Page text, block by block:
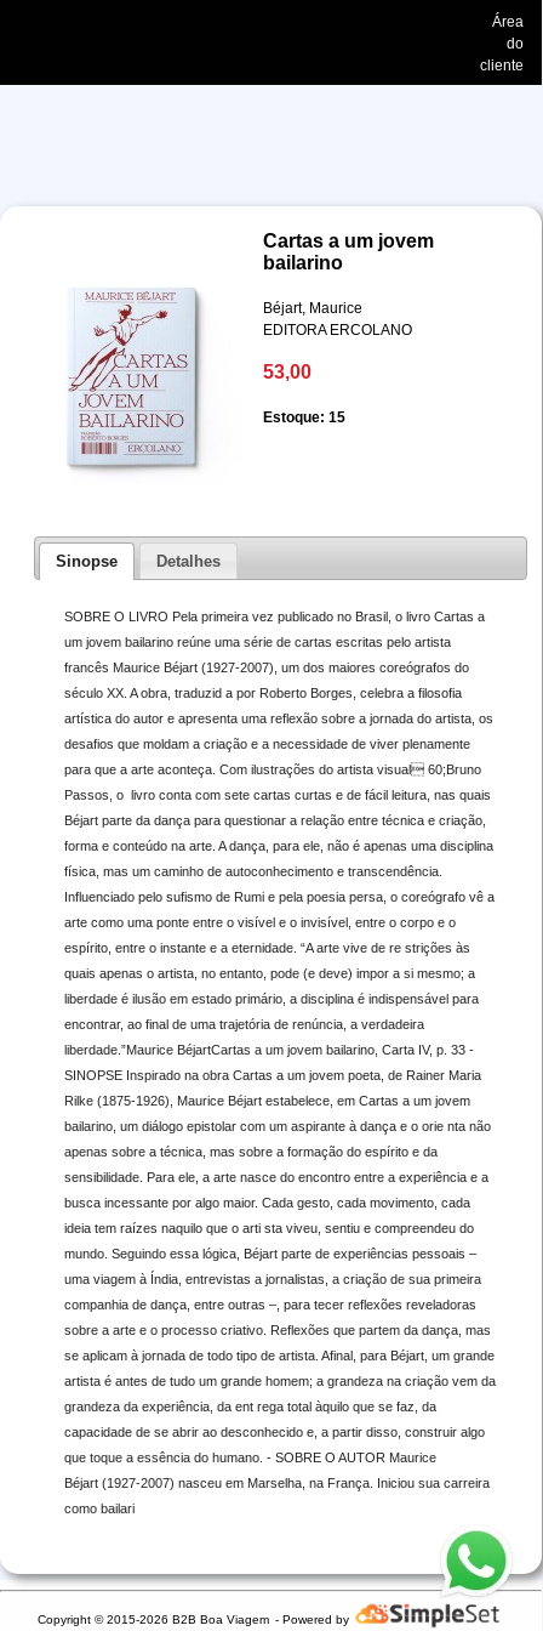
Área
do
cliente
Cartas a um jovem
bailarino
Béjart, Maurice
EDITORA ERCOLANO
53,00
Estoque: 15
Sinopse Detalhes
SOBRE O LIVRO Pela primeira vez publicado no Brasil, o livro Cartas a
um jovem bailarino reúne uma série de cartas escritas pelo artista
francês Maurice Béjart (1927-2007), um dos maiores coreógrafos do
século XX. A obra, traduzid a por Roberto Borges, celebra a filosofia
artística do autor e apresenta uma reflexão sobre a jornada do artista, os
desafios que moldam a criação e a necessidade de viver plenamente
para que a arte aconteça. Com ilustrações do artista visual 60;Bruno
Passos, o livro conta com sete cartas curtas e de fácil leitura, nas quais
Béjart parte da dança para questionar a relação entre técnica e criação,
forma e conteúdo na arte. A dança, para ele, não é apenas uma disciplina
física, mas um caminho de autoconhecimento e transcendência.
Influenciado pelo sufismo de Rumi e pela poesia persa, o coreógrafo vê a
arte como uma ponte entre o visível e o invisível, entre o corpo e o
espírito, entre o instante e a eternidade. “A arte vive de re strições às
quais apenas o artista, no entanto, pode (e deve) impor a si mesmo; a
liberdade é ilusão em estado primário, a disciplina é indispensável para
encontrar, ao final de uma trajetória de renúncia, a verdadeira
liberdade.”Maurice BéjartCartas a um jovem bailarino, Carta IV, p. 33 -
SINOPSE Inspirado na obra Cartas a um jovem poeta, de Rainer Maria
Rilke (1875-1926), Maurice Béjart estabelece, em Cartas a um jovem
bailarino, um diálogo epistolar com um aspirante à dança e o orie nta não
apenas sobre a técnica, mas sobre a formação do espírito e da
sensibilidade. Para ele, a arte nasce do encontro entre a experiência e a
busca incessante por algo maior. Cada gesto, cada movimento, cada
ideia tem raízes naquilo que o arti sta viveu, sentiu e compreendeu do
mundo. Seguindo essa lógica, Béjart parte de experiências pessoais –
uma viagem à Índia, entrevistas a jornalistas, a criação de sua primeira
companhia de dança, entre outras –, para tecer reflexões reveladoras
sobre a arte e o processo criativo. Reflexões que partem da dança, mas
se aplicam à jornada de todo tipo de artista. Afinal, para Béjart, um grande
artista é antes de tudo um grande homem; a grandeza na criação vem da
grandeza da experiência, da ent rega total àquilo que se faz, da
capacidade de se abrir ao desconhecido e, a partir disso, construir algo
que toque a essência do humano. - SOBRE O AUTOR Maurice
Béjart (1927-2007) nasceu em Marselha, na França. Iniciou sua carreira
como bailari
Copyright © 2015-2026 B2B Boa Viagem - Powered by